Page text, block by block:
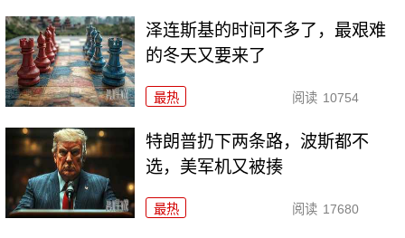
泽连斯基的时间不多了，最艰难
的冬天又要来了
最热 阅读 10754
特朗普扔下两条路，波斯都不
选，美军机又被揍
最热 阅读 17680